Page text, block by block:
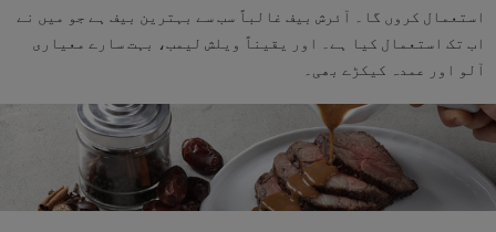
استعمال کروں گا۔ آئرش بیف غالباً سب سے بہترین بیف ہے جو میں نے
اب تک استعمال کیا ہے۔ اور یقیناً ویلش لیمب، بہت سارے معیاری
آلو اور عمدہ کیکڑے بھی۔